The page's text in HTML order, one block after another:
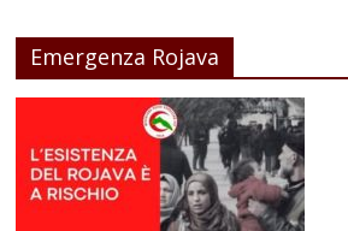
Emergenza Rojava